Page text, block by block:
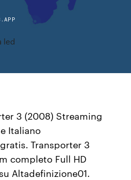
led
3 (2008) Streaming
Italiano
Transporter 3
completo Full HD
Altadefinizione01.